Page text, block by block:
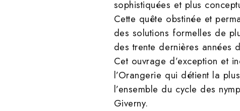
sophistiquées et plus
Cette quête obstinée et
des solutions formelles de
des trente dernières années
Cet ouvrage d’exception et
l’Orangerie qui détient la
l’ensemble du cycle des
Giverny.